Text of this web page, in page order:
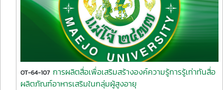
OT-64-107 การผลิตสื่อเพื่อเสริมสร้างองค์ความรู้การรู้เท่าทันสื่อ
ผลิตภัณฑ์อาหารเสริมในกลุ่มผู้สูงอายุ